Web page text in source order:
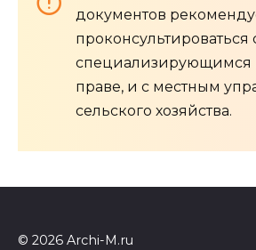
документов
проконсультироваться
специализирующимся
праве, и с местным
сельского хозяйства.
© 2026 Archi-M.ru